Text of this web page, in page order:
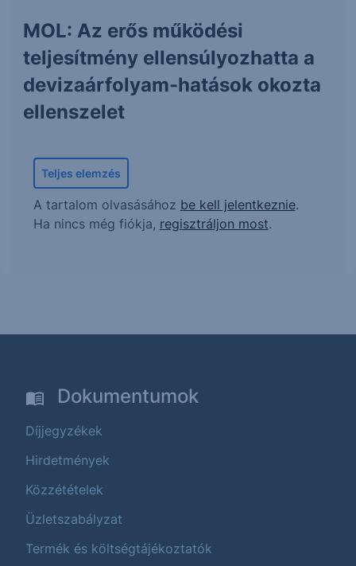
MOL: Az erős működési
teljesítmény ellensúlyozhatta a
devizaárfolyam-hatások okozta
ellenszelet
Teljes elemzés
A tartalom olvasásához be kell jelentkeznie.
Ha nincs még fiókja, regisztráljon most.
Dokumentumok
Díjjegyzékek
Hirdetmények
Közzétételek
Üzletszabályzat
Termék és költségtájékoztatók